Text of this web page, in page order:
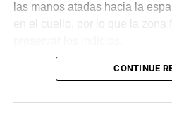
las manos atadas hacia la
en el cuello, por lo que la zona
Las primeras investigaciones
madrugada. Personal de la
CONTINUE